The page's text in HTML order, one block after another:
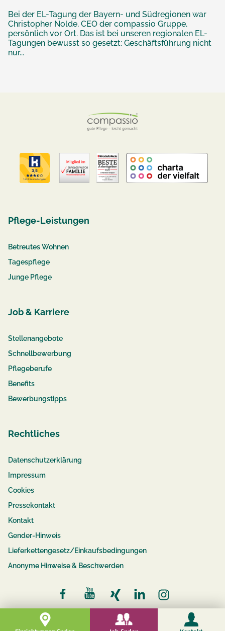
Bei der EL-Tagung der Bayern- und Südregionen war
Christopher Nolde, CEO der compassio Gruppe,
persönlich vor Ort. Das ist bei unseren regionalen EL-
Tagungen bewusst so gesetzt: Geschäftsführung nicht
nur...
Pflege-Leistungen
Betreutes Wohnen
Tagespflege
Junge Pflege
Job & Karriere
Stellenangebote
Schnellbewerbung
Pflegeberufe
Benefits
Bewerbungstipps
Rechtliches
Datenschutzerklärung
Impressum
Cookies
Pressekontakt
Kontakt
Gender-Hinweis
Lieferkettengesetz/Einkaufsbedingungen
Anonyme Hinweise & Beschwerden
© 2026 compassio